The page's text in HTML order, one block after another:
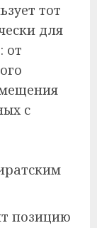
тот
для
от
с
позицию